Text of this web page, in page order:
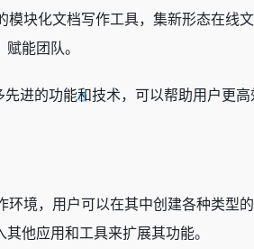
模块化文档写作工具，集新形态在线
能团队。
进的功能和技术，可以帮助用户更
境，用户可以在其中创建各种类型
他应用和工具来扩展其功能。